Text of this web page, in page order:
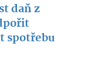
daň z
spotřebu